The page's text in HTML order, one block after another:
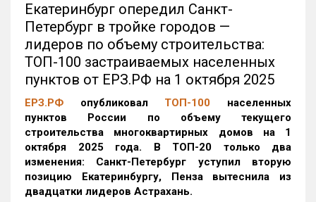
Екатеринбург опередил Санкт-
Петербург в тройке городов —
лидеров по объему строительства:
ТОП-100 застраиваемых населенных
пунктов от ЕРЗ.РФ на 1 октября 2025
ЕРЗ.РФ опубликовал ТОП-100 населенных
пунктов России по объему текущего
строительства многоквартирных домов на 1
октября 2025 года. В ТОП-20 только два
изменения: Санкт-Петербург уступил вторую
позицию Екатеринбургу, Пенза вытеснила из
двадцатки лидеров Астрахань.